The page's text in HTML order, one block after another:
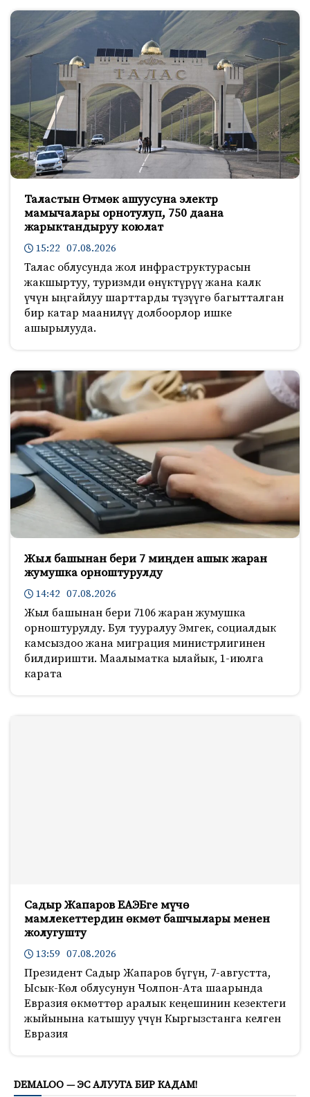
Таластын Өтмөк ашуусуна электр
мамычалары орнотулуп, 750 даана
жарыктандыруу коюлат
15:22 07.08.2026
Талас облусунда жол инфраструктурасын
жакшыртуу, туризмди өнүктүрүү жана калк
үчүн ыңгайлуу шарттарды түзүүгө багытталган
бир катар маанилүү долбоорлор ишке
ашырылууда.
Жыл башынан бери 7 миңден ашык жаран
жумушка орноштурулду
14:42 07.08.2026
Жыл башынан бери 7106 жаран жумушка
орноштурулду. Бул тууралуу Эмгек, социалдык
камсыздоо жана миграция министрлигинен
билдиришти. Маалыматка ылайык, 1-июлга
карата
Садыр Жапаров ЕАЭБге мүчө
мамлекеттердин өкмөт башчылары менен
жолугушту
13:59 07.08.2026
Президент Садыр Жапаров бүгүн, 7-августта,
Ысык-Көл облусунун Чолпон-Ата шаарында
Евразия өкмөттөр аралык кеңешинин кезектеги
жыйынына катышуу үчүн Кыргызстанга келген
Евразия
DEMALOO — ЭС АЛУУГА БИР КАДАМ!